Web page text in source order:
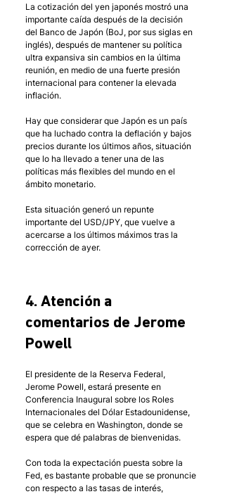
La cotización del yen japonés mostró una
importante caída después de la decisión
del Banco de Japón (BoJ, por sus siglas en
inglés), después de mantener su política
ultra expansiva sin cambios en la última
reunión, en medio de una fuerte presión
internacional para contener la elevada
inflación.
Hay que considerar que Japón es un país
que ha luchado contra la deflación y bajos
precios durante los últimos años, situación
que lo ha llevado a tener una de las
políticas más flexibles del mundo en el
ámbito monetario.
Esta situación generó un repunte
importante del USD/JPY, que vuelve a
acercarse a los últimos máximos tras la
corrección de ayer.
4. Atención a
comentarios de Jerome
Powell
El presidente de la Reserva Federal,
Jerome Powell, estará presente en
Conferencia Inaugural sobre los Roles
Internacionales del Dólar Estadounidense,
que se celebra en Washington, donde se
espera que dé palabras de bienvenidas.
Con toda la expectación puesta sobre la
Fed, es bastante probable que se pronuncie
con respecto a las tasas de interés,